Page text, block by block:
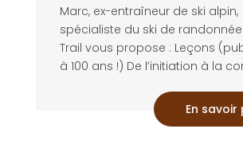
Marc, ex-entraîneur de ski alpin,
spécialiste du ski de
Trail vous propose : Leçons
à 100 ans !) De l’initiation à la
En savoir